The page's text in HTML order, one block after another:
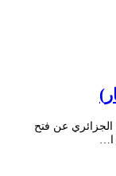
الجزائري عن فتح